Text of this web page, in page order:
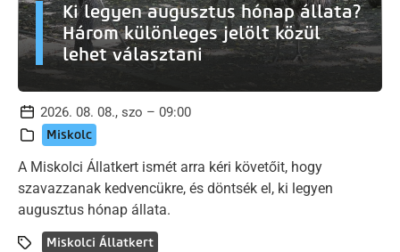
Ki legyen augusztus hónap állata?
Három különleges jelölt közül
lehet választani
2026. 08. 08., szo – 09:00
Miskolc
A Miskolci Állatkert ismét arra kéri követőit, hogy
szavazzanak kedvencükre, és döntsék el, ki legyen
augusztus hónap állata.
Miskolci Állatkert